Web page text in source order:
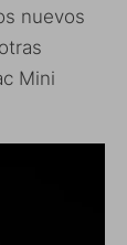
nuevos
Mini